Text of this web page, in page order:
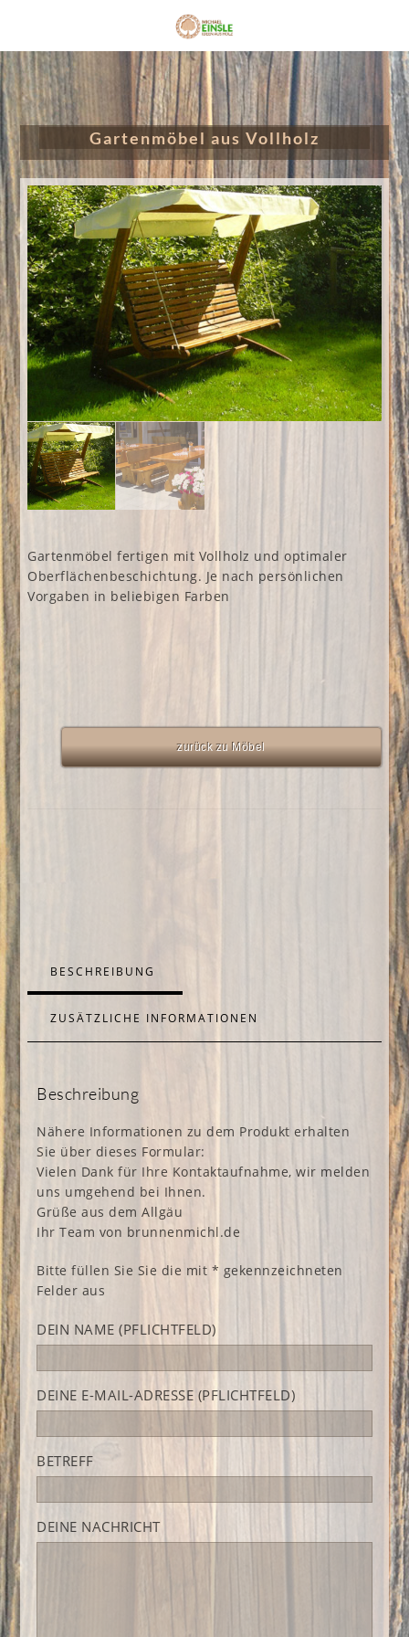
Gartenmöbel aus Vollholz
Gartenmöbel fertigen mit Vollholz und optimaler
Oberflächenbeschichtung. Je nach persönlichen
Vorgaben in beliebigen Farben
zurück zu Möbel
BESCHREIBUNG
ZUSÄTZLICHE INFORMATIONEN
Beschreibung
Nähere Informationen zu dem Produkt erhalten
Sie über dieses Formular:
Vielen Dank für Ihre Kontaktaufnahme, wir melden
uns umgehend bei Ihnen.
Grüße aus dem Allgäu
Ihr Team von brunnenmichl.de
Bitte füllen Sie Sie die mit * gekennzeichneten
Felder aus
DEIN NAME (PFLICHTFELD)
DEINE E-MAIL-ADRESSE (PFLICHTFELD)
BETREFF
DEINE NACHRICHT